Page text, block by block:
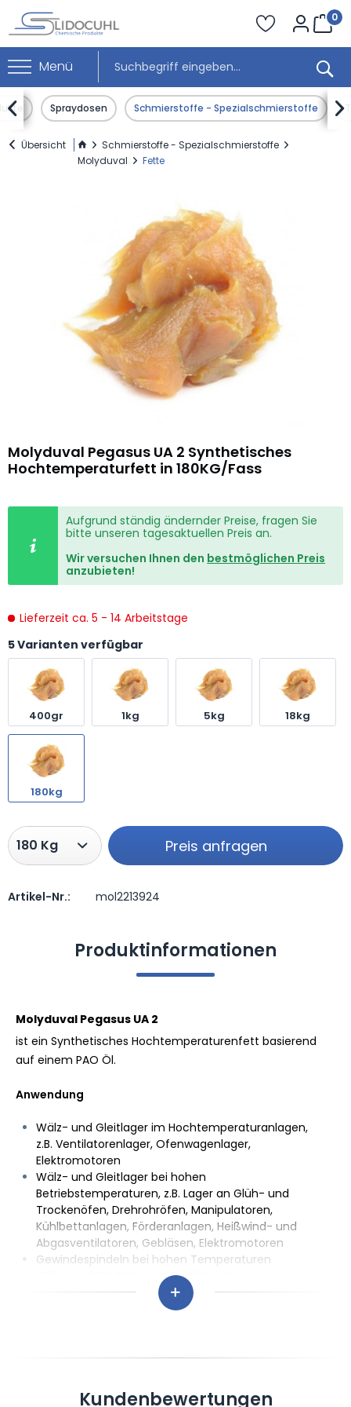
Menü
0
Spraydosen Schmierstoffe - Spezialschmierstoffe
 
Übersicht
Schmierstoffe - Spezialschmierstoffe
Molyduval
Fette
Molyduval Pegasus UA 2 Synthetisches
Hochtemperaturfett in 180KG/Fass
Aufgrund ständig ändernder Preise, fragen Sie
bitte unseren tagesaktuellen Preis an.
Wir versuchen Ihnen den bestmöglichen Preis
anzubieten!
Lieferzeit ca. 5 - 14 Arbeitstage
5 Varianten verfügbar
400gr 1kg 5kg 18kg
180kg
Preis anfragen
Preis anfragen
Artikel-Nr.: mol2213924
Produktinformationen
Molyduval Pegasus UA 2
ist ein Synthetisches Hochtemperaturenfett basierend
auf einem PAO Öl.
Anwendung
Wälz- und Gleitlager im Hochtemperaturanlagen,
z.B. Ventilatorenlager, Ofenwagenlager,
Elektromotoren
Wälz- und Gleitlager bei hohen
Betriebstemperaturen, z.B. Lager an Glüh- und
Trockenöfen, Drehrohröfen, Manipulatoren,
Kühlbettanlagen, Förderanlagen, Heißwind- und
Abgasventilatoren, Gebläsen, Elektromotoren
Gewindespindeln bei hohen Temperaturen
Wälz- und Gleitlager an Textilmaschinen
Robotergetriebe mit Flex-Spline
Trommellager in Waschmaschinen
Vorteile/Eigenschaften
Guter Korrosionsschutz
Kundenbewertungen